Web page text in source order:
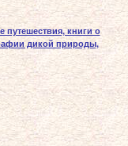
путешествия, книги о
дикой природы,